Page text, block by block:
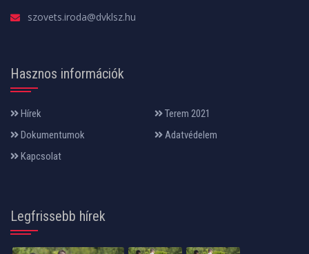
szovets.iroda@dvklsz.hu
Hasznos információk
Hírek
Terem 2021
Dokumentumok
Adatvédelem
Kapcsolat
Legfrissebb hírek